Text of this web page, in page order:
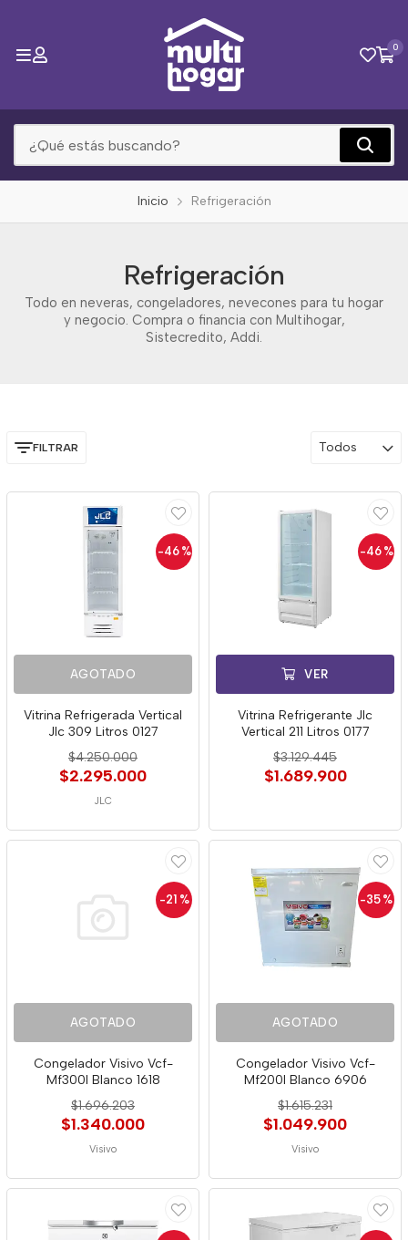
0
Inicio Refrigeración
Refrigeración
Todo en neveras, congeladores, nevecones para tu hogar
y negocio. Compra o financia con Multihogar,
Sistecredito, Addi.
FILTRAR Todos
-46 %
AGOTADO
Vitrina Refrigerada Vertical
Jlc 309 Litros 0127
$4.250.000
$2.295.000
JLC
-46 %
VER
Vitrina Refrigerante Jlc
Vertical 211 Litros 0177
$3.129.445
$1.689.900
-21 %
AGOTADO
Congelador Visivo Vcf-
Mf300l Blanco 1618
$1.696.203
$1.340.000
Visivo
-35 %
AGOTADO
Congelador Visivo Vcf-
Mf200l Blanco 6906
$1.615.231
$1.049.900
Visivo